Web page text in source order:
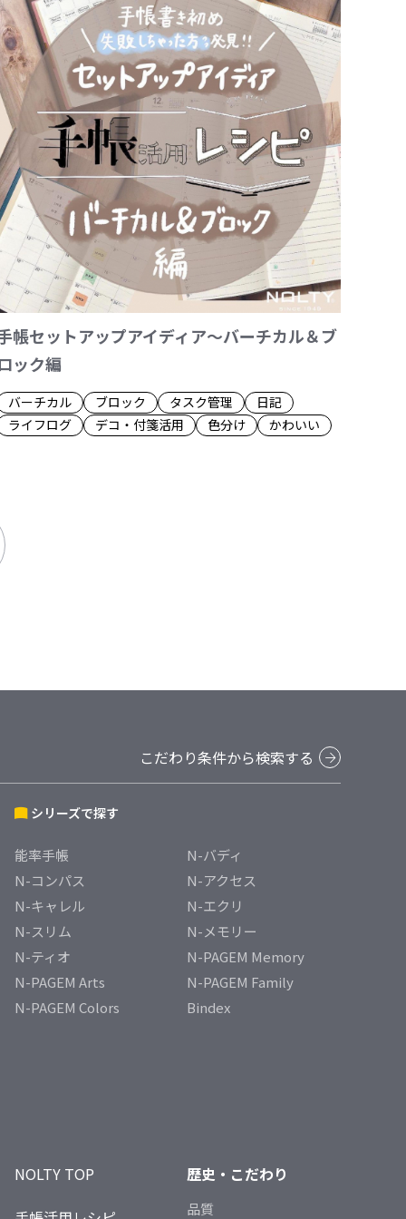
帳セットアップアイディア～バーチカル＆ブ
ック編
バーチカル ブロック タスク管理
日記
ライフログ
デコ・付箋活用 色分け かわいい
こだわり条件から検索する
シリーズで探す
能率手帳
N-バディ
N-コンパス
N-アクセス
N-キャレル
N-エクリ
N-スリム
N-メモリー
N-ティオ
N-PAGEM Memory
N-PAGEM Arts
N-PAGEM Family
N-PAGEM Colors
Bindex
NOLTY TOP
歴史・こだわり
品質